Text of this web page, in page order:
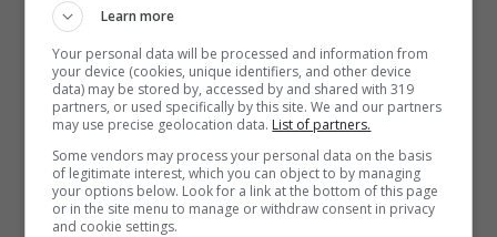
Learn more
Your personal data will be processed and information from
your device (cookies, unique identifiers, and other device
data) may be stored by, accessed by and shared with 319
partners, or used specifically by this site. We and our partners
may use precise geolocation data. List of partners.
Some vendors may process your personal data on the basis
of legitimate interest, which you can object to by managing
your options below. Look for a link at the bottom of this page
or in the site menu to manage or withdraw consent in privacy
and cookie settings.